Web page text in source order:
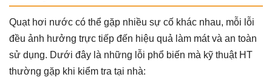
Quạt hơi nước có thể gặp nhiều sự cố khác nhau, mỗi lỗi
đều ảnh hưởng trực tiếp đến hiệu quả làm mát và an toàn
sử dụng. Dưới đây là những lỗi phổ biến mà kỹ thuật HT
thường gặp khi kiểm tra tại nhà: